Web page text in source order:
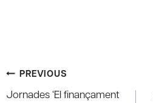
Post
navigation
PREVIOUS
Jornades ‘El finançament